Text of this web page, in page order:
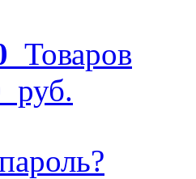
Товаров
руб.